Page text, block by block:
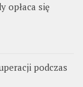
opłaca się
podczas